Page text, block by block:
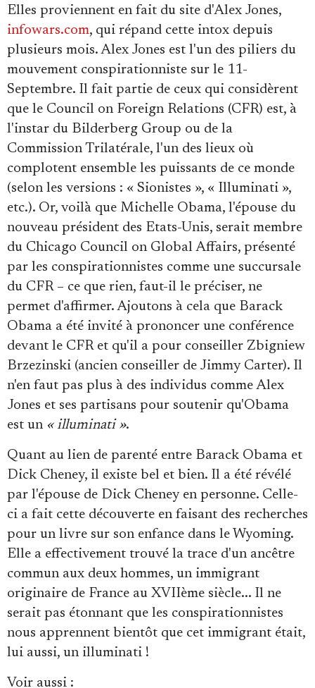
Elles proviennent en fait du site d'Alex Jones,
infowars.com, qui répand cette intox depuis
plusieurs mois. Alex Jones est l'un des piliers du
mouvement conspirationniste sur le 11-
Septembre. Il fait partie de ceux qui considèrent
que le Council on Foreign Relations (CFR) est, à
l'instar du Bilderberg Group ou de la
Commission Trilatérale, l'un des lieux où
complotent ensemble les puissants de ce monde
(selon les versions : « Sionistes », « Illuminati »,
etc.). Or, voilà que Michelle Obama, l'épouse du
nouveau président des Etats-Unis, serait membre
du Chicago Council on Global Affairs, présenté
par les conspirationnistes comme une succursale
du CFR – ce que rien, faut-il le préciser, ne
permet d'affirmer. Ajoutons à cela que Barack
Obama a été invité à prononcer une conférence
devant le CFR et qu'il a pour conseiller Zbigniew
Brzezinski (ancien conseiller de Jimmy Carter). Il
n'en faut pas plus à des individus comme Alex
Jones et ses partisans pour soutenir qu'Obama
est un « illuminati ».
Quant au lien de parenté entre Barack Obama et
Dick Cheney, il existe bel et bien. Il a été révélé
par l'épouse de Dick Cheney en personne. Celle-
ci a fait cette découverte en faisant des recherches
pour un livre sur son enfance dans le Wyoming.
Elle a effectivement trouvé la trace d'un ancêtre
commun aux deux hommes, un immigrant
originaire de France au XVIIème siècle... Il ne
serait pas étonnant que les conspirationnistes
nous apprennent bientôt que cet immigrant était,
lui aussi, un illuminati !
Voir aussi :